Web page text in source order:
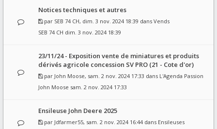
Notices techniques et autres
par SEB 74 CH, dim. 3 nov. 2024 18:39 dans Vends
SEB 74 CH dim. 3 nov. 2024 18:39
23/11/24 - Exposition vente de miniatures et produits
dérivés agricole concession SV PRO (21 - Cote d'or)
par John Moose, sam. 2 nov. 2024 17:33 dans L'Agenda Passion
John Moose sam. 2 nov. 2024 17:33
Ensileuse John Deere 2025
par Jdfarmer55, sam. 2 nov. 2024 16:44 dans Ensileuses